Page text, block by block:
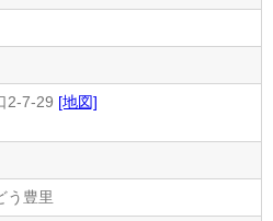
2-7-29 [地図]
う豊里